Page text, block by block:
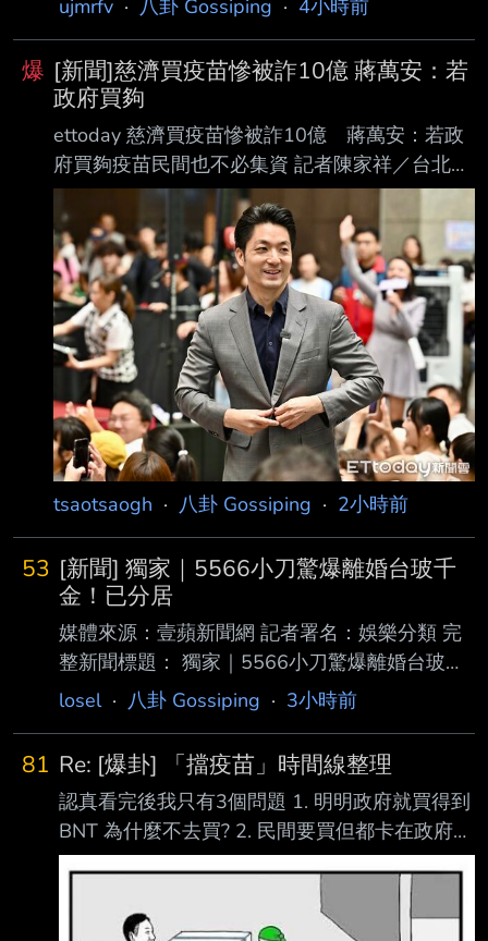
ujmrfv · 八卦 Gossiping · 4小時前
爆 [新聞]慈濟買疫苗慘被詐10億 蔣萬安：若
政府買夠
ettoday 慈濟買疫苗慘被詐10億 蔣萬安：若政
府買夠疫苗民間也不必集資 記者陳家祥／台北報
導前彰化律師公會理事長陳昱瑄涉嫌假冒採購疫
苗詐騙慈濟基金會 10.6億元，遭台中地檢署起
訴。前衛福部長陳時中當年曾勸慈濟不要相信私
人掮客，遭國 民黨砲轟擋疫苗，台北市長蔣萬安
當年說「要相信慈濟還是相信民進黨」，如今證
明真是 一場詐騙。對此，台北市長蔣萬安說，如
果政府當時就能夠採購足夠的疫苗，民間團體也
就不需要去集資採購；最重要，要感謝調查局這
次的積極查緝不法。 https://cdn2.ettoday.net
tsaotsaogh · 八卦 Gossiping · 2小時前
53 [新聞] 獨家｜5566小刀驚爆離婚台玻千
金！已分居
媒體來源：壹蘋新聞網 記者署名：娛樂分類 完
整新聞標題： 獨家｜5566小刀驚爆離婚台玻千
金！已分居半年 徐莉玲風波意外掀豪門婚變內
綜合報導 前「5566」成員小刀（彭康育）驚爆
豪門婚變！他2012年迎娶台玻二千金林文晴
（Tina） ，當年豪砸逾500萬元舉辦世紀婚宴，
羨煞演藝圈與上流社會，沒想到這段童話婚姻竟
早 已悄悄畫下句點。近日因繼岳母徐莉玲槓上
王菲事件持續延燒，也意外掀出台玻豪門另一
樁祕辛。《壹蘋新聞網》獨家接獲爆料，小刀與
losel· 八卦 Gossiping · 3小時前
81 Re: [爆卦] 「擋疫苗」時間線整理
認真看完後我只有3個問題 1. 明明政府就買得到
BNT 為什麼不去買? 2. 民間要買但都卡在政府
政府為什麼不主動排除問題? 3. 如果鴻海跟台積
電沒出面要買 政府何時才會買? 請大家解惑民進
黨謎之行為 --